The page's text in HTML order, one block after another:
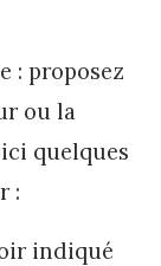
: proposez
ou la
quelques
:
indiqué